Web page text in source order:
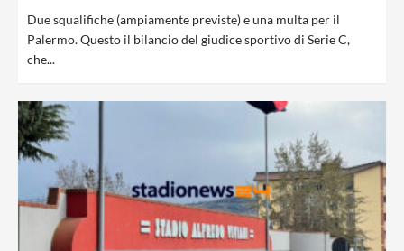
Due squalifiche (ampiamente previste) e una multa per il
Palermo. Questo il bilancio del giudice sportivo di Serie C,
che...